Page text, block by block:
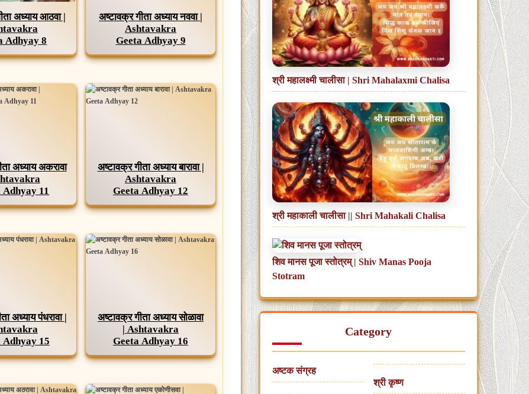
अध्याय आठवा |
Adhyay 8
अष्टावक्र गीता अध्याय नववा |
Ashtavakra
Geeta Adhyay 9
अध्याय अकरावा
Adhyay 11
अष्टावक्र गीता अध्याय बारावा |
Ashtavakra
Geeta Adhyay 12
अध्याय पंधरावा |
Adhyay 15
अष्टावक्र गीता अध्याय सोळावा
| Ashtavakra
Geeta Adhyay 16
श्री महालक्ष्मी चालीसा | Shri Mahalaxmi Chalisa
श्री महाकाली चालीसा || Shri Mahakali Chalisa
शिव मानस पूजा स्तोत्रम् | Shiv Manas Pooja
Stotram
Category
अष्टक संग्रह
श्री कृष्ण